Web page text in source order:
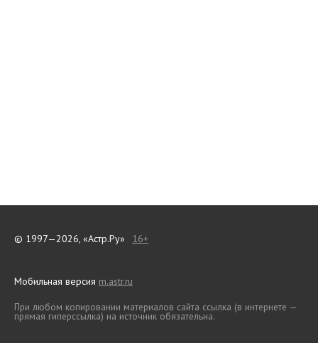
© 1997—2026, «Астр.Ру» 16+
Мобильная версия m.astr.ru
При любом копировании материалов сайта ссылка (в интернете —
прямая гиперссылка) на источник обязательна.